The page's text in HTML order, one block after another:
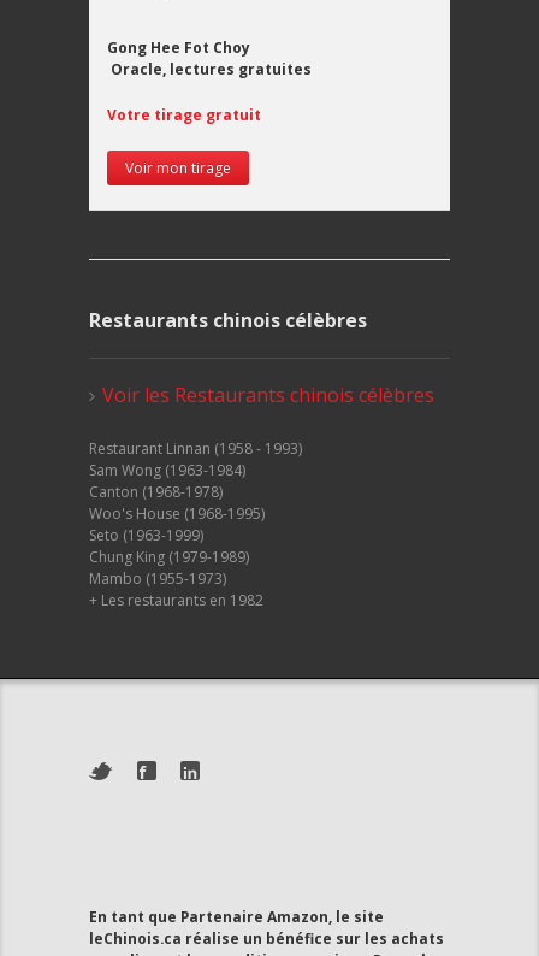
Gong Hee Fot Choy
Oracle, lectures gratuites
Votre tirage gratuit
Voir mon tirage
Restaurants chinois célèbres
Voir les Restaurants chinois célèbres
Restaurant Linnan (1958 - 1993)
Sam Wong (1963-1984)
Canton (1968-1978)
Woo's House (1968-1995)
Seto (1963-1999)
Chung King (1979-1989)
Mambo (1955-1973)
+ Les restaurants en 1982
En tant que Partenaire Amazon, le site
leChinois.ca réalise un bénéfice sur les achats